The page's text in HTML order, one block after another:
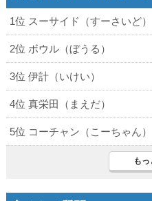
1位 スーサイド（すーさいど）
2位 ボウル（ぼうる）
3位 伊計（いけい）
4位 真栄田（まえだ）
5位 コーチャン（こーちゃん）
も